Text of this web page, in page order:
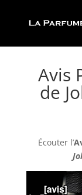
Avis
de
Écouter l’